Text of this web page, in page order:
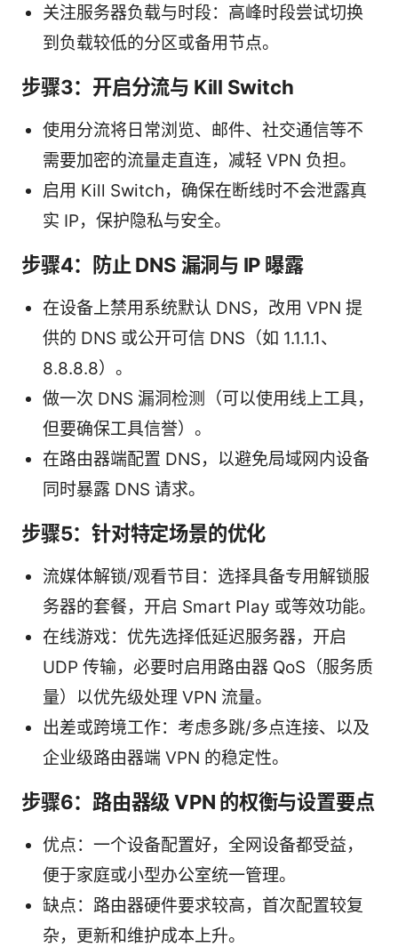
关注服务器负载与时段：高峰时段尝试切换
到负载较低的分区或备用节点。
步骤3：开启分流与 Kill Switch
使用分流将日常浏览、邮件、社交通信等不
需要加密的流量走直连，减轻 VPN 负担。
启用 Kill Switch，确保在断线时不会泄露真
实 IP，保护隐私与安全。
步骤4：防止 DNS 漏洞与 IP 曝露
在设备上禁用系统默认 DNS，改用 VPN 提
供的 DNS 或公开可信 DNS（如 1.1.1.1、
8.8.8.8）。
做一次 DNS 漏洞检测（可以使用线上工具，
但要确保工具信誉）。
在路由器端配置 DNS，以避免局域网内设备
同时暴露 DNS 请求。
步骤5：针对特定场景的优化
流媒体解锁/观看节目：选择具备专用解锁服
务器的套餐，开启 Smart Play 或等效功能。
在线游戏：优先选择低延迟服务器，开启
UDP 传输，必要时启用路由器 QoS（服务质
量）以优先级处理 VPN 流量。
出差或跨境工作：考虑多跳/多点连接、以及
企业级路由器端 VPN 的稳定性。
步骤6：路由器级 VPN 的权衡与设置要点
优点：一个设备配置好，全网设备都受益，
便于家庭或小型办公室统一管理。
缺点：路由器硬件要求较高，首次配置较复
杂，更新和维护成本上升。